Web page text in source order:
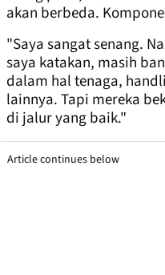
akan berbeda.
"Saya sangat senang.
saya katakan, masih
dalam hal tenaga,
lainnya. Tapi mereka
di jalur yang baik."
Article continues below